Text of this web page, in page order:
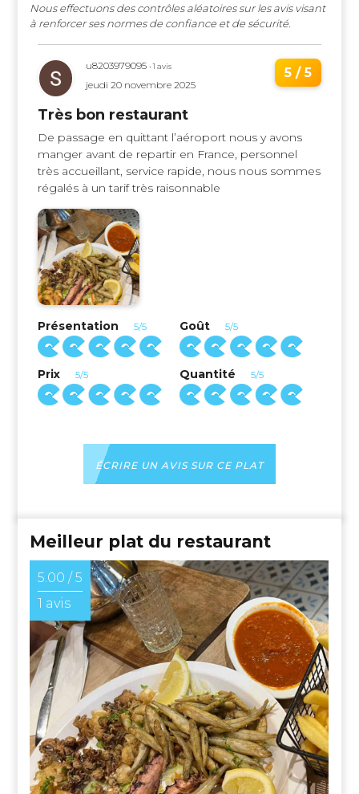
Nous effectuons des contrôles aléatoires sur les avis visant
à renforcer ses normes de confiance et de sécurité.
u8203979095• 1 avis
jeudi 20 novembre 2025
5 / 5
Très bon restaurant
De passage en quittant l’aéroport nous y avons
manger avant de repartir en France, personnel
très accueillant, service rapide, nous nous sommes
régalés à un tarif très raisonnable
Présentation 5/5 Goût 5/5
Prix 5/5 Quantité 5/5
ÉCRIRE UN AVIS SUR CE PLAT
Meilleur plat du restaurant
5.00 / 5
1 avis